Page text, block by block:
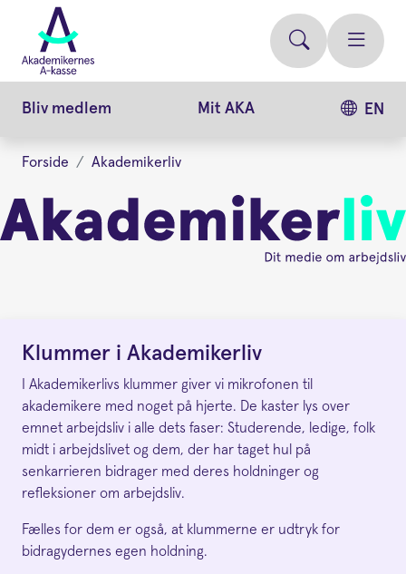
videre
hovedindhold
Bliv medlem Mit AKA EN
Forside Akademikerliv
Klummer i Akademikerliv
I Akademikerlivs klummer giver vi mikrofonen til
akademikere med noget på hjerte. De kaster lys over
emnet arbejdsliv i alle dets faser: Studerende, ledige, folk
midt i arbejdslivet og dem, der har taget hul på
senkarrieren bidrager med deres holdninger og
refleksioner om arbejdsliv.
Fælles for dem er også, at klummerne er udtryk for
bidragydernes egen holdning.